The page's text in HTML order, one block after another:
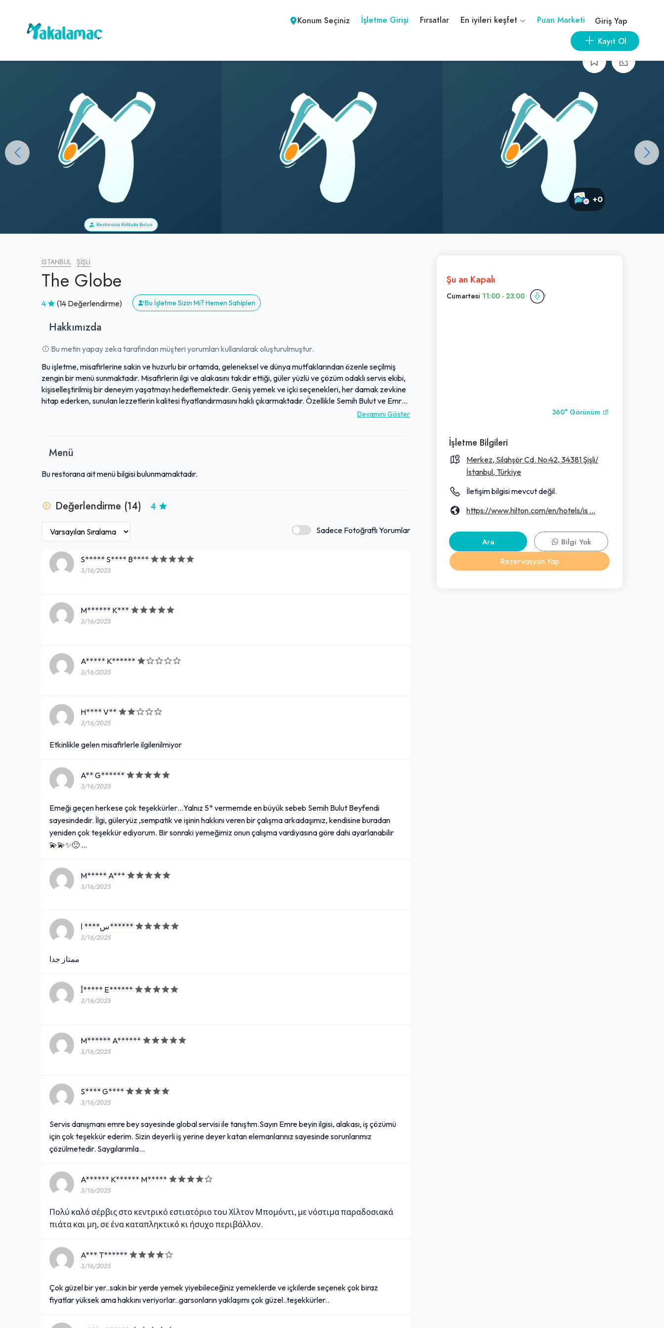
Konum Seçiniz İşletme Girişi Fırsatlar En iyileri keşfet Puan Marketi
Giriş Yap
Kayıt Ol
+0
Restorana Katkıda Bulun
İSTANBUL ŞIŞLI
The Globe
4 (14 Değerlendirme) Bu İşletme Sizin Mi? Hemen Sahiplen
Hakkımızda
Bu metin yapay zeka tarafından müşteri yorumları kullanılarak oluşturulmuştur.
Bu işletme, misafirlerine sakin ve huzurlu bir ortamda, geleneksel ve dünya mutfaklarından özenle seçilmiş
zengin bir menü sunmaktadır. Misafirlerin ilgi ve alakasını takdir ettiği, güler yüzlü ve çözüm odaklı servis ekibi,
kişiselleştirilmiş bir deneyim yaşatmayı hedeflemektedir. Geniş yemek ve içki seçenekleri, her damak zevkine
hitap ederken, sunulan lezzetlerin kalitesi fiyatlandırmasını haklı çıkarmaktadır. Özellikle Semih Bulut ve Emre
Bey gibi çalışanların öne çıkan ilgi ve profesyonellikleri, misafirler tarafından sıkça dile getirilmektedir.Devamını Göster
Menü
Bu restorana ait menü bilgisi bulunmamaktadır.
Değerlendirme (14) 4
Sadece Fotoğraflı Yorumlar
S***** S**** B****
3/16/2025
M****** K***
3/16/2025
A***** K******
3/16/2025
H**** V**
3/16/2025
Etkinlikle gelen misafirlerle ilgilenilmiyor
A** G******
3/16/2025
Emeği geçen herkese çok teşekkürler…Yalnız 5* vermemde en büyük sebeb Semih Bulut Beyfendi
sayesindedir. İlgi, güleryüz ,sempatik ve işinin hakkını veren bir çalışma arkadaşımız, kendisine buradan
yeniden çok teşekkür ediyorum. Bir sonraki yemeğimiz onun çalışma vardiyasına göre dahi ayarlanabilir
💫💫✨🙂 …
M***** A***
3/16/2025
س**** ا******
3/16/2025
ممتاز جدا
İ***** E******
3/16/2025
M****** A******
3/16/2025
S**** G****
3/16/2025
Servis danışmanı emre bey sayesinde global servisi ile tanıştım.Sayın Emre beyin ilgisi, alakası, iş çözümü
için çok teşekkür ederim. Sizin deyerli iş yerine deyer katan elemanlarınız sayesinde sorunlarımız
çözülmetedir. Saygılarımla...
A****** K****** M*****
3/16/2025
Πολύ καλό σέρβις στο κεντρικό εστιατόριο του Χίλτον Μπομόντι, με νόστιμα παραδοσιακά
πιάτα και μη, σε ένα καταπληκτικό κι ήσυχο περιβάλλον.
A*** T******
3/16/2025
Çok güzel bir yer..sakin bir yerde yemek yiyebileceğiniz yemeklerde ve içkilerde seçenek çok biraz
fiyatlar yüksek ama hakkını veriyorlar..garsonların yaklaşımı çok güzel..teşekkürler..
Şu an Kapalı
Cumartesi 11:00 - 23:00
360° Görünüm
İşletme Bilgileri
Merkez, Silahşör Cd. No:42, 34381 Şişli/
İstanbul, Türkiye
İletişim bilgisi mevcut değil.
https://www.hilton.com/en/hotels/is ...
Ara
Bilgi Yok
Rezervasyon Yap